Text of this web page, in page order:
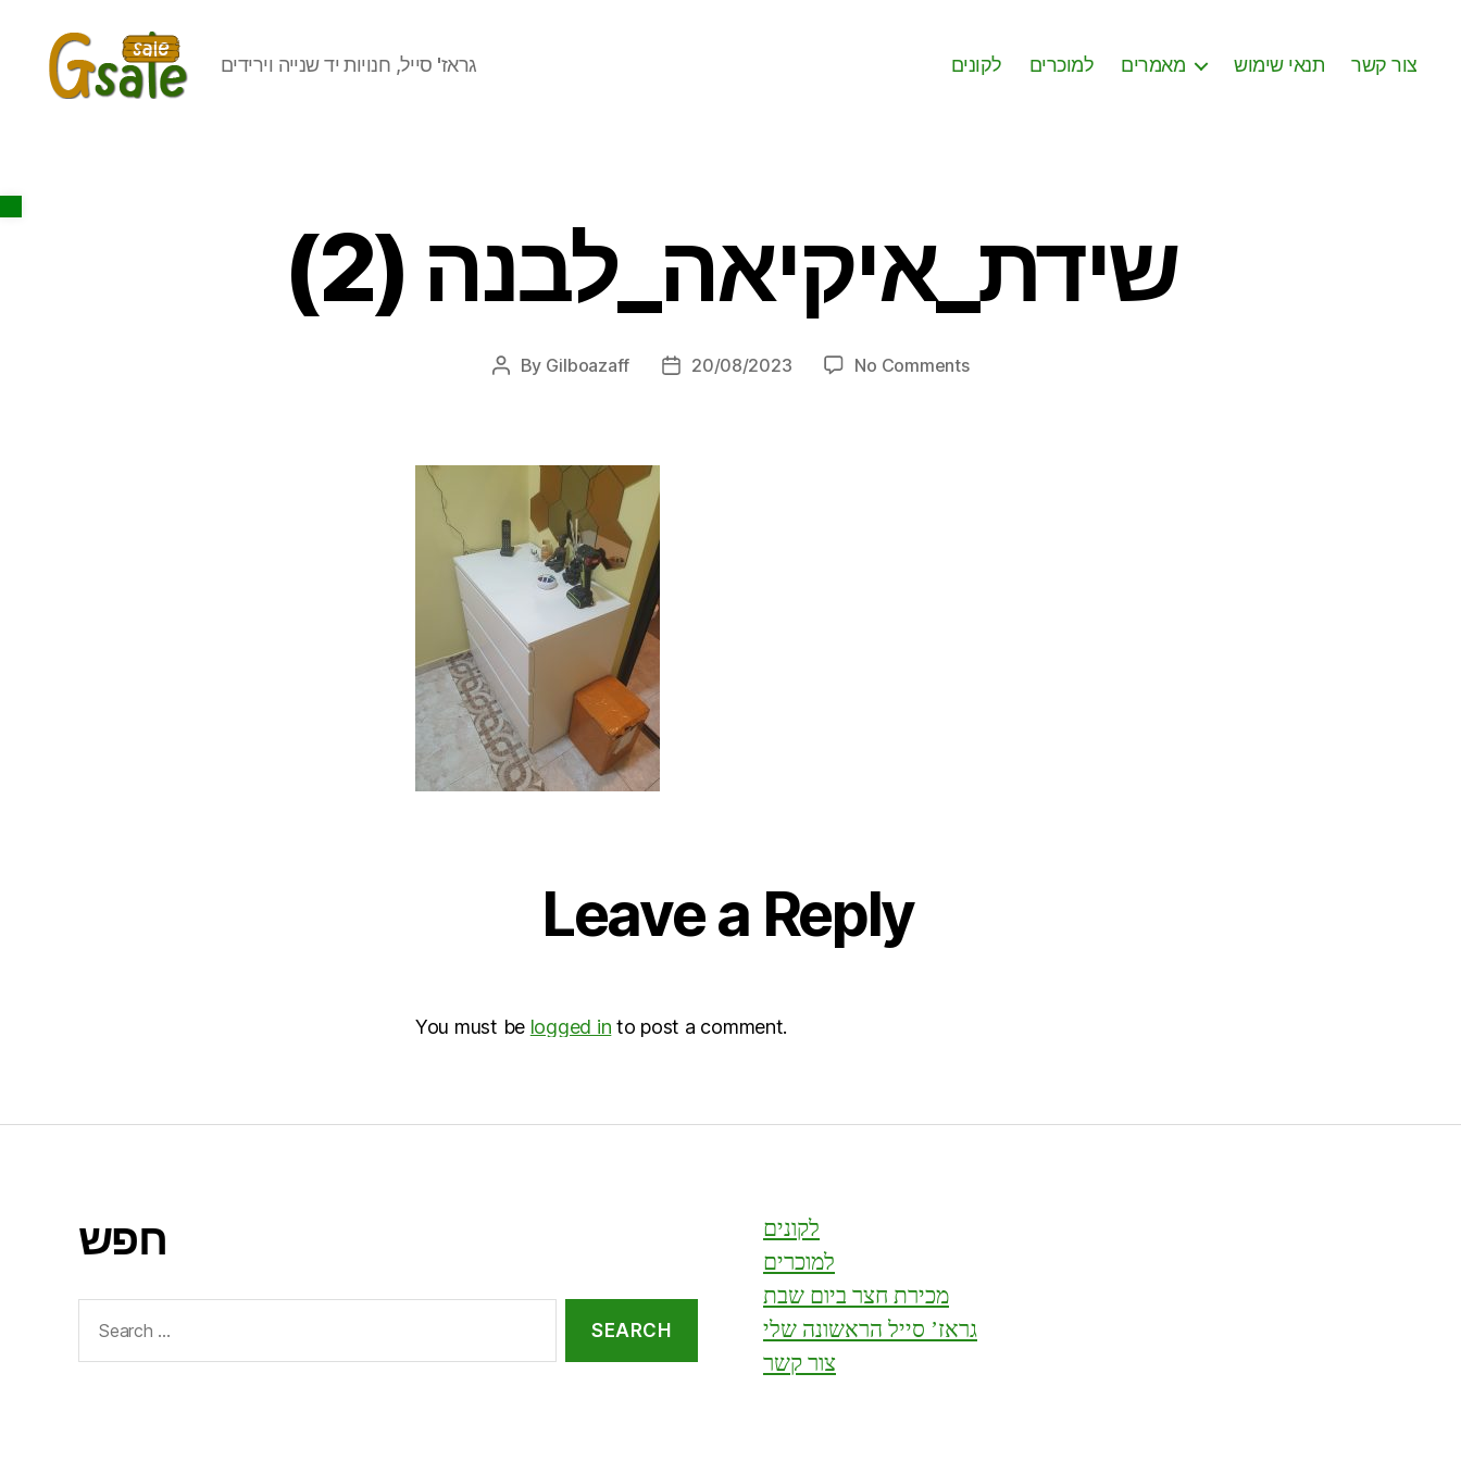
Open toolbar
גראז' סייל, חנויות יד שנייה וירידים לקונים למוכרים מאמרים תנאי שימוש צור קשר
שידת_איקיאה_לבנה (2)
Post
By Gilboazaff
Post20/08/2023 No Commentson
Leave a Reply
You must be logged in to post a comment.
חפש
for:
לקונים
למוכרים
מכירת חצר ביום שבת
גראז’ סייל הראשונה שלי
צור קשר